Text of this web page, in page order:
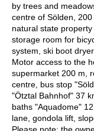
by trees and
centre of Sölden,
natural state
storage room for
system, ski boot
Motor access to the
supermarket 200 m,
centre, bus stop
"Ötztal Bahnhof" 37
baths "Aquadome"
lane, gondola lift,
Please note: the